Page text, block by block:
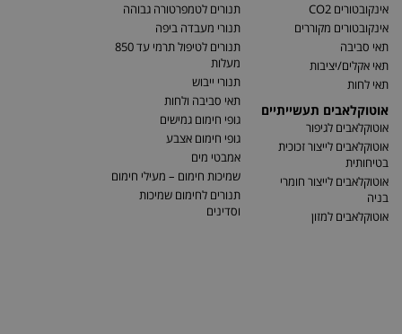
אינקובטורים CO2
אינקובטורים מקוררים
תאי סביבה
תאי אקלים/יציבות
תאי לחות
אוטוקלאבים תעשייתיים
אוטוקלאבים לגיפור
אוטוקלאבים לייצור זכוכית
בטיחותית
אוטוקלאבים לייצור חומרי
בניה
אוטוקלאבים למזון
תנורים לטמפרטורה גבוהה
תנורי מעבדה ביפה
תנורים לטיפול תרמי עד 850
מעלות
תנורי ייבוש
תאי סביבה ולחות
גופי חימום גמישים
גופי חימום אצבע
אמבטי מים
שמיכות חימום – מעילי חימום
תנורים לחימום שמיכות
וסדינים